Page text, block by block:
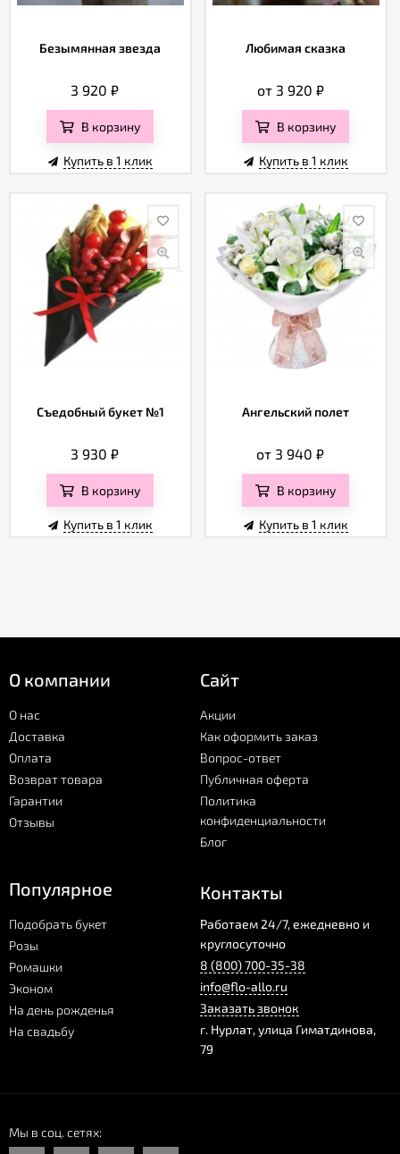
Безымянная звезда
3 920₽
В корзину
Купить в 1 клик
Любимая сказка
от 3 920 ₽
В корзину
Купить в 1 клик
Съедобный букет №1
3 930₽
В корзину
Купить в 1 клик
Ангельский полет
от 3 940₽
В корзину
Купить в 1 клик
О компании
О нас
Доставка
Оплата
Возврат товара
Гарантии
Отзывы
Сайт
Акции
Как оформить заказ
Вопрос-ответ
Публичная оферта
Политика
конфиденциальности
Блог
Популярное
Подобрать букет
Розы
Ромашки
Эконом
На день рожденья
На свадьбу
Контакты
Работаем 24/7, ежедневно и
круглосуточно
8 (800) 700-35-38
info@flo-allo.ru
Заказать звонок
г. Нурлат,улица Гиматдинова,
79
Мы в соц. сетях